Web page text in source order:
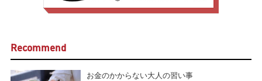
Recommend
お金のかからない大人の習い事